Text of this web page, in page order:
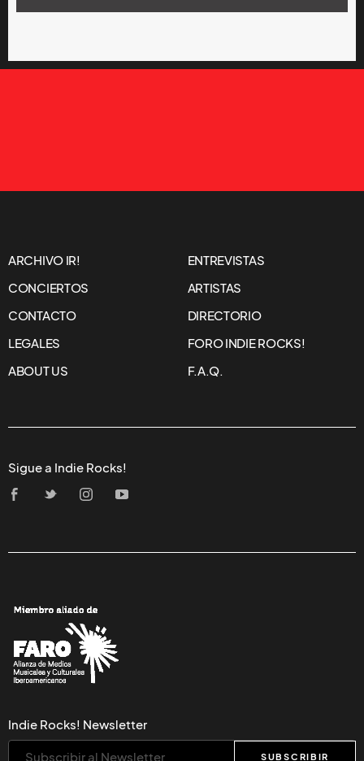
ARCHIVO IR!
ENTREVISTAS
CONCIERTOS
ARTISTAS
CONTACTO
DIRECTORIO
LEGALES
FORO INDIE ROCKS!
ABOUT US
F.A.Q.
Sigue a Indie Rocks!
Indie Rocks! Newsletter